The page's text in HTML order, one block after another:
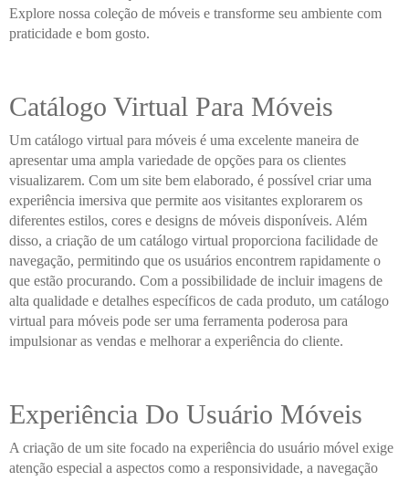
Explore nossa coleção de móveis e transforme seu ambiente com
praticidade e bom gosto.
Catálogo Virtual Para Móveis
Um catálogo virtual para móveis é uma excelente maneira de
apresentar uma ampla variedade de opções para os clientes
visualizarem. Com um site bem elaborado, é possível criar uma
experiência imersiva que permite aos visitantes explorarem os
diferentes estilos, cores e designs de móveis disponíveis. Além
disso, a criação de um catálogo virtual proporciona facilidade de
navegação, permitindo que os usuários encontrem rapidamente o
que estão procurando. Com a possibilidade de incluir imagens de
alta qualidade e detalhes específicos de cada produto, um catálogo
virtual para móveis pode ser uma ferramenta poderosa para
impulsionar as vendas e melhorar a experiência do cliente.
Experiência Do Usuário Móveis
A criação de um site focado na experiência do usuário móvel exige
atenção especial a aspectos como a responsividade, a navegação